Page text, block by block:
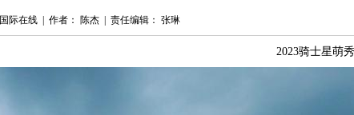
国际在线 作者： 陈杰 责任编辑： 张琳